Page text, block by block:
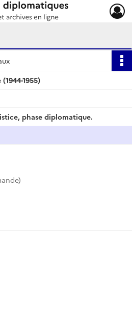
1955)
phase diplomatique.